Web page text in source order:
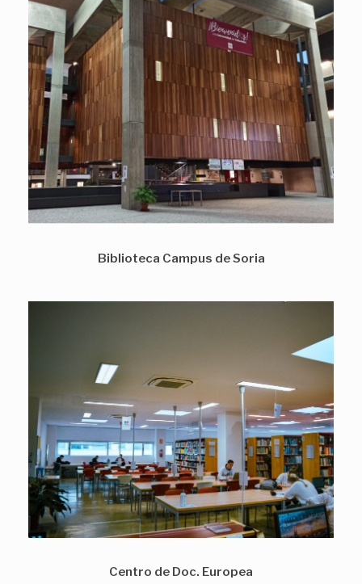
Biblioteca Campus de Soria
Centro de Doc. Europea